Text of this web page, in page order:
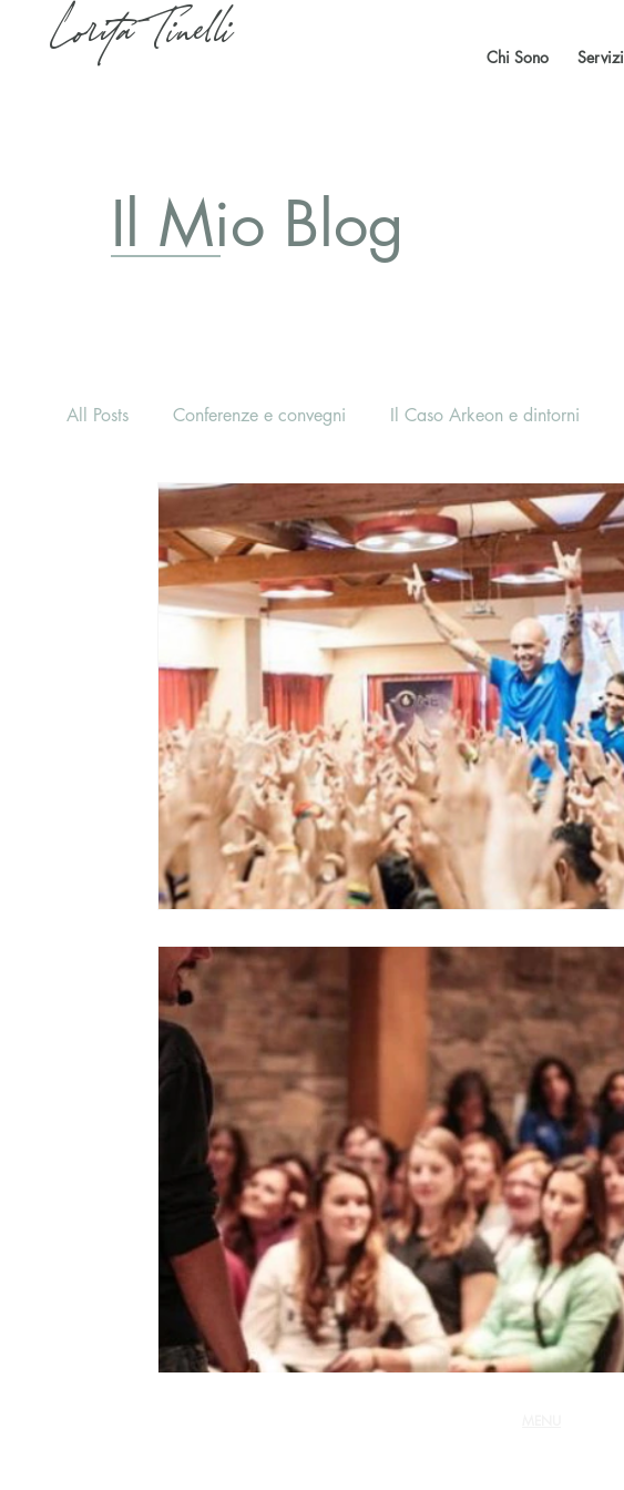
Lorita Tinelli Chi Sono Servizi
Il Mio Blog
All Posts Conferenze e convegni Il Caso Arkeon e dintorni
Ripercussioni Articoli in inglese